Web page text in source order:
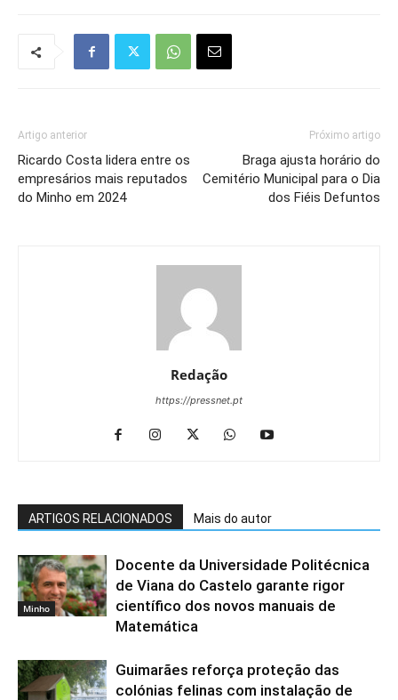
Artigo anterior
Ricardo Costa lidera entre os
empresários mais reputados
do Minho em 2024
Próximo artigo
Braga ajusta horário do
Cemitério Municipal para o Dia
dos Fiéis Defuntos
Redação
https://pressnet.pt
ARTIGOS RELACIONADOS Mais do autor
Minho
Docente da Universidade Politécnica
de Viana do Castelo garante rigor
científico dos novos manuais de
Matemática
Guimarães reforça proteção das
colónias felinas com instalação de